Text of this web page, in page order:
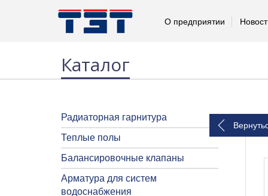
О предприятии
Каталог
Радиаторная гарнитура
Теплые полы
Балансировочные клапаны
Арматура для систем
водоснабжения